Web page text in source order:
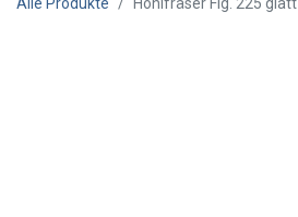
Alle Produkte Hohlfräser Fig. 225 glatt